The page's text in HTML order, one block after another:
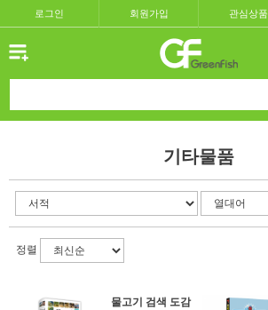
로그인 회원가입 관심상품
기타물품
정렬
물고기 검색 도감